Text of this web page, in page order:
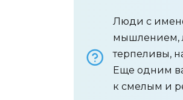
Люди с
мышлением,
терпеливы,
Еще одним
к смелым и